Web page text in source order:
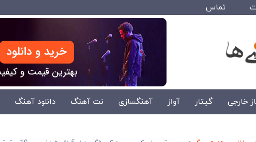
تماس
خارجی گیتار آواز آهنگسازی نت آهنگ دانلود آهنگ